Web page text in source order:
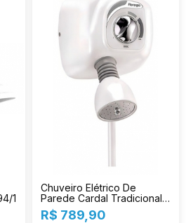
1
Chuveiro Elétrico De
Parede Cardal Tradicional
Florenza Branco 5.5kw 127v
R$ 789,90